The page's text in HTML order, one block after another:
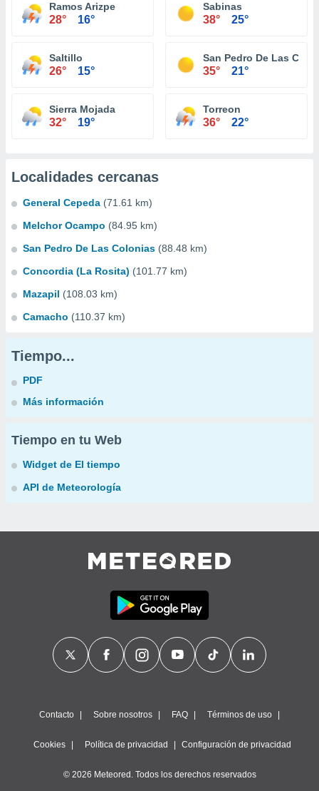
Ramos Arizpe
28° 16°
Sabinas
38° 25°
Saltillo
26° 15°
San Pedro De Las
35° 21°
Sierra Mojada
32° 19°
Torreon
36° 22°
Localidades cercanas
General Cepeda (71.61 km)
Melchor Ocampo (84.95 km)
San Pedro De Las Colonias (88.48 km)
Concordia (La Rosita) (101.77 km)
Mazapil (108.03 km)
Camacho (110.37 km)
Tiempo...
PDF
Más información
Tiempo en tu Web
Widget de El tiempo
API de Meteorología
Contacto Sobre nosotros FAQ Términos de uso
Cookies Política de privacidad Configuración de privacidad
© 2026 Meteored. Todos los derechos reservados